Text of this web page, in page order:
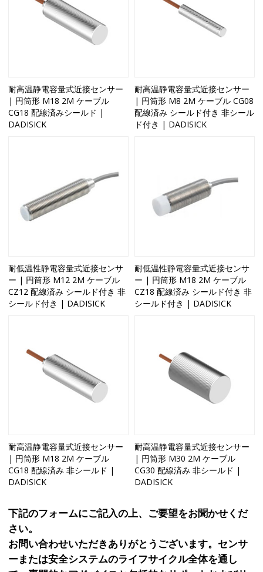
耐高温静電容量式近接センサー
| 円筒形 M18 2M ケーブル
CG18 配線済みシールド |
DADISICK
耐高温静電容量式近接センサー
| 円筒形 M8 2M ケーブル CG08
配線済み シールド付き 非シール
ド付き | DADISICK
耐低温性静電容量式近接センサ
ー | 円筒形 M12 2M ケーブル
CZ12 配線済み シールド付き 非
シールド付き | DADISICK
耐低温性静電容量式近接センサ
ー | 円筒形 M18 2M ケーブル
CZ18 配線済み シールド付き 非
シールド付き | DADISICK
耐高温静電容量式近接センサー
| 円筒形 M18 2M ケーブル
CG18 配線済み 非シールド |
DADISICK
耐高温静電容量式近接センサー
| 円筒形 M30 2M ケーブル
CG30 配線済み 非シールド |
DADISICK
下記のフォームにご記入の上、ご要望をお聞かせくだ
さい。
お問い合わせいただきありがとうございます。センサ
ーまたは安全システムのライフサイクル全体を通し